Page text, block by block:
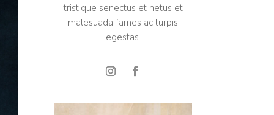
tristique senectus et netus et
malesuada fames ac turpis
egestas.